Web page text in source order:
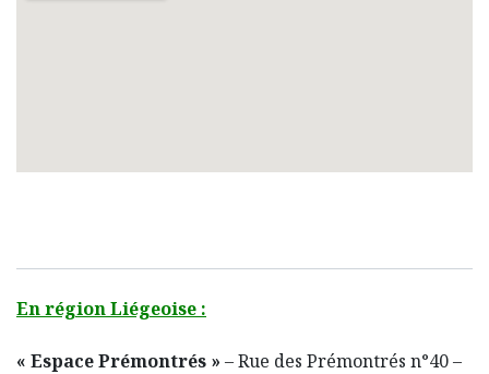
En région Liégeoise :
« Espace Prémontrés » – Rue des Prémontrés n°40 –